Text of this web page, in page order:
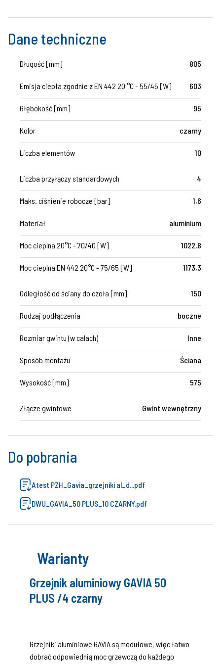
Dane techniczne
Długość [mm] 805
Emisja ciepła zgodnie z EN 442 20 °C - 55/45 [W] 603
Głębokość [mm] 95
Kolor czarny
Liczba elementów 10
Liczba przyłączy standardowych 4
Maks. ciśnienie robocze [bar] 1,6
Materiał aluminium
Moc cieplna 20°C - 70/40 [W] 1022,8
Moc cieplna EN 442 20°C - 75/65 [W] 1173,3
Odległość od ściany do czoła [mm] 150
Rodzaj podłączenia boczne
Rozmiar gwintu (w calach) Inne
Sposób montażu Ściana
Wysokość [mm] 575
Złącze gwintowe Gwint wewnętrzny
Do pobrania
Atest PZH_Gavia_grzejniki al_d...pdf
DWU_GAVIA_50 PLUS_10 CZARNY.pdf
Warianty
Grzejnik aluminiowy GAVIA 50
PLUS /4 czarny
Grzejniki aluminiowe GAVIA są modułowe, więc łatwo
dobrać odpowiednią moc grzewczą do każdego